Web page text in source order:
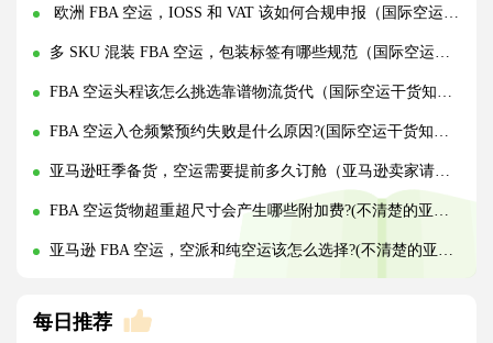
欧洲 FBA 空运，IOSS 和 VAT 该如何合规申报（国际空运干货知识分享）
多 SKU 混装 FBA 空运，包装标签有哪些规范（国际空运干货知识分享）
FBA 空运头程该怎么挑选靠谱物流货代（国际空运干货知识分享）
FBA 空运入仓频繁预约失败是什么原因?(国际空运干货知识分享)
亚马逊旺季备货，空运需要提前多久订舱（亚马逊卖家请注意）
FBA 空运货物超重超尺寸会产生哪些附加费?(不清楚的亚马逊卖家看过来)
亚马逊 FBA 空运，空派和纯空运该怎么选择?(不清楚的亚马逊卖家看过来)
每日推荐